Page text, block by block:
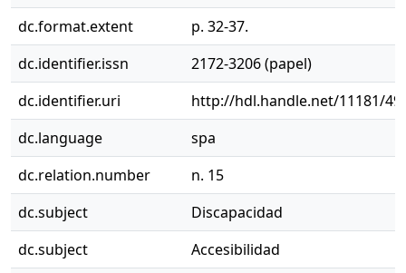
dc.format.extent
p. 32-37.
dc.identifier.issn
2172-3206 (papel)
dc.identifier.uri
http://hdl.handle.net/11181/
dc.language
spa
dc.relation.number
n. 15
dc.subject
Discapacidad
dc.subject
Accesibilidad